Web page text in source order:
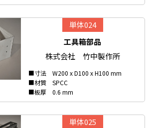
単体024
工具箱部品
株式会社 竹中製作所
■寸法 W200 x D100 x H100 mm
■材質 SPCC
■板厚 0.6 mm
単体025